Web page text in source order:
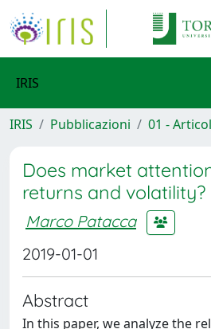
IRIS
IRIS Pubblicazioni 01 -
Does market
returns and volatility?
Marco Patacca
2019-01-01
Abstract
In this paper, we analyze the